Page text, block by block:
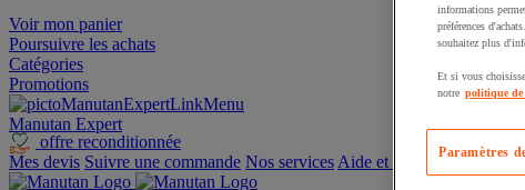
Voir mon panier
Poursuivre les achats
Catégories
Promotions
Manutan Expert
offre reconditionnée
Mes devis Suivre une commande Nos services Aide et contact
informations
préférences
souhaitez plus
Et si vous
notre politique de
Paramètres